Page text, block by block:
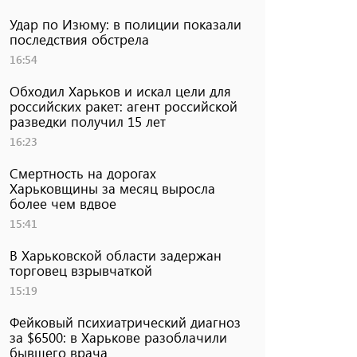
Удар по Изюму: в полиции показали
последствия обстрела
16:54
Обходил Харьков и искал цели для
российских ракет: агент российской
разведки получил 15 лет
16:23
Смертность на дорогах
Харьковщины за месяц выросла
более чем вдвое
15:41
В Харьковской области задержан
торговец взрывчаткой
15:19
Фейковый психиатрический диагноз
за $6500: в Харькове разоблачили
бывшего врача